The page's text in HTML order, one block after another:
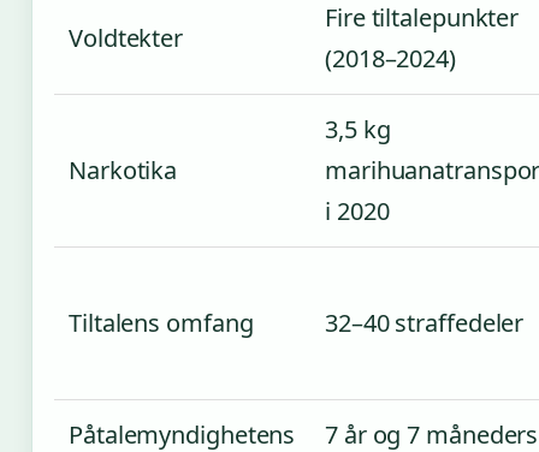
Voldtekter
Fire tiltalepunkter
(2018–2024)
Narkotika
3,5 kg
i 2020
Tiltalens omfang 32–40 straffedeler
Påtalemyndighetens 7 år og 7 måneders